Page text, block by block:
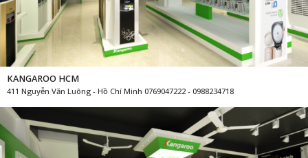
KANGAROO HCM
411 Nguyễn Văn Luông - Hồ Chí Minh 0769047222 - 0988234718